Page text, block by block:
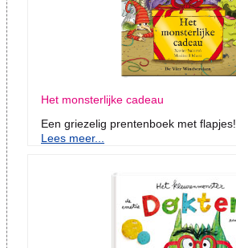
Het monsterlijke cadeau
Een griezelig prentenboek met flapjes!
Lees meer...